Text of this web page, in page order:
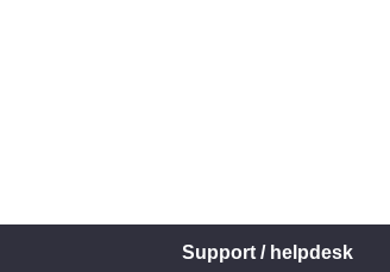
Support / helpdesk